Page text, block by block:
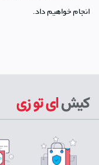
انجام خواهیم داد.